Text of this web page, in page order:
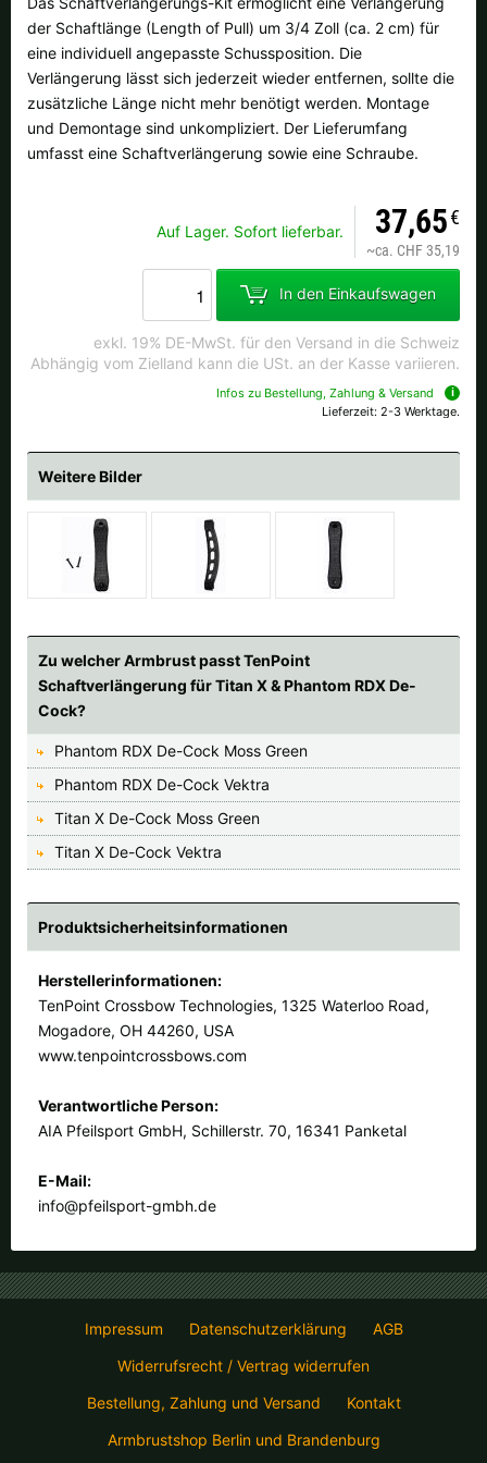
der Schaftlänge (Length of Pull) um 3/4 Zoll (ca. 2 cm) für
eine individuell angepasste Schussposition. Die
Verlängerung lässt sich jederzeit wieder entfernen, sollte die
zusätzliche Länge nicht mehr benötigt werden. Montage
und Demontage sind unkompliziert. Der Lieferumfang
umfasst eine Schaftverlängerung sowie eine Schraube.
Auf Lager. Sofort lieferbar. 37,65€
~ca. CHF 35,19
In den Einkaufswagen
exkl. 19% DE-MwSt. für den Versand in die Schweiz
Abhängig vom Zielland kann die USt. an der Kasse variieren.
Infos zu Bestellung, Zahlung & Versand
Lieferzeit: 2-3 Werktage.
Weitere Bilder
Zu welcher Armbrust passt TenPoint
Schaftverlängerung für Titan X & Phantom RDX De-
Cock?
Phantom RDX De-Cock Moss Green
Phantom RDX De-Cock Vektra
Titan X De-Cock Moss Green
Titan X De-Cock Vektra
Produktsicherheitsinformationen
Herstellerinformationen:
TenPoint Crossbow Technologies, 1325 Waterloo Road,
Mogadore, OH 44260, USA
www.tenpointcrossbows.com
Verantwortliche Person:
AIA Pfeilsport GmbH, Schillerstr. 70, 16341 Panketal
E-Mail:
info@pfeilsport-gmbh.de
Alle verfügbaren Versandregionen:
Sollte Ihr Land nicht verfübar sein, keine Sorge - wählen Sie einfach
"Schweiz" aus. Und erfragen die Versandkosten bei der Bestellung.
Impressum Datenschutzerklärung
AGB
Widerrufsrecht / Vertrag widerrufen
Bestellung, Zahlung und Versand
Kontakt
Armbrustshop Berlin und Brandenburg